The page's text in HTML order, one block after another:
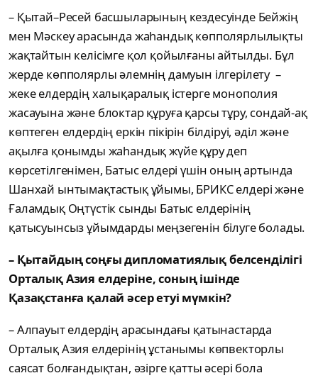
– Қытай–Ресей басшыларының кездесуінде Бейжің
мен Мәскеу арасында жаһандық көпполярлылықты
жақтайтын келісімге қол қойылғаны айтылды. Бұл
жерде көпполярлы әлемнің дамуын ілгерілету –
жеке елдердің халықаралық істерге монополия
жасауына және блоктар құруға қарсы тұру, сондай-ақ
көптеген елдердің еркін пікірін білдіруі, әділ және
ақылға қонымды жаһандық жүйе құру деп
көрсетілгенімен, Батыс елдері үшін оның артында
Шанхай ынтымақтастық ұйымы, БРИКС елдері және
Ғаламдық Оңтүстік сынды Батыс елдерінің
қатысуынсыз ұйымдарды меңзегенін білуге болады.
– Қытайдың соңғы дипломатиялық белсенділігі
Орталық Азия елдеріне, соның ішінде
Қазақстанға қалай әсер етуі мүмкін?
– Алпауыт елдердің арасындағы қатынастарда
Орталық Азия елдерінің ұстанымы көпвекторлы
саясат болғандықтан, әзірге қатты әсері бола